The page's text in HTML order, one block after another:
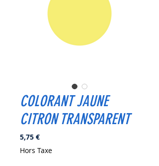
COLORANT JAUNE
CITRON TRANSPARENT
5,75 €Prix
Hors Taxe